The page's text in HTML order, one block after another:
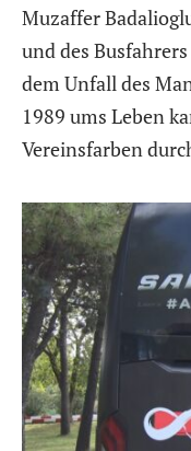
Muzaffer
und des
dem Unfall des
1989 ums Leben
Vereinsfarben